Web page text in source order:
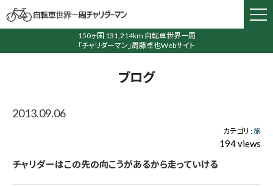
150ヶ国 131,214km 自転車世界一周
「チャリダーマン」周藤卓也Webサイト
ブログ
2013.09.06
カテゴリ :旅
194 views
チャリダーはこの先の向こうがあるから走っていける